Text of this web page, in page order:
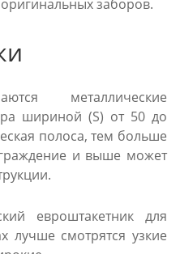
заборов.
металлические
шириной (S) от 50 до
полоса, тем больше
и выше может
евроштакетник для
лучше смотрятся узкие